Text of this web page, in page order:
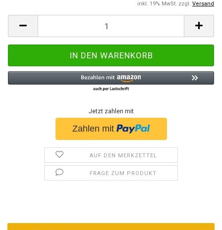
inkl. 19% MwSt. zzgl. Versand
Jetzt zahlen mit
AUF DEN MERKZETTEL
FRAGE ZUM PRODUKT